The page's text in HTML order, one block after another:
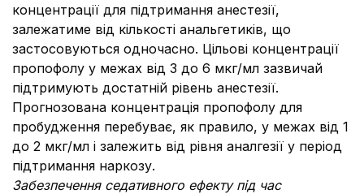
концентрації для підтримання анестезії,
залежатиме від кількості анальгетиків, що
застосовуються одночасно. Цільові концентрації
пропофолу у межах від 3 до 6 мкг/мл зазвичай
підтримують достатній рівень анестезії.
Прогнозована концентрація пропофолу для
пробудження перебуває, як правило, у межах від 1
до 2 мкг/мл і залежить від рівня аналгезії у період
підтримання наркозу.
Забезпечення седативного ефекту під час